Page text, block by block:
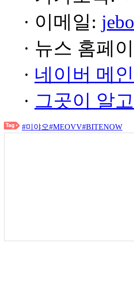
· 이메일:
· 뉴스 홈페
· 네이버 메
· 그곳이 알
#미야오#MEOVV#BITENOW